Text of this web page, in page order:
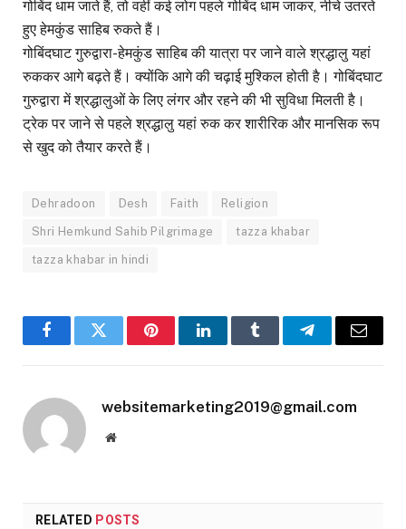
गोबिंद धाम जाते हैं, तो वहीं कई लोग पहले गोबिंद धाम जाकर, नीचे उतरते
हुए हेमकुंड साहिब रुकते हैं।
गोबिंदघाट गुरुद्वारा-हेमकुंड साहिब की यात्रा पर जाने वाले श्रद्धालु यहां
रुककर आगे बढ़ते हैं। क्योंकि आगे की चढ़ाई मुश्किल होती है। गोबिंदघाट
गुरुद्वारा में श्रद्धालुओं के लिए लंगर और रहने की भी सुविधा मिलती है।
ट्रेक पर जाने से पहले श्रद्धालु यहां रुक कर शारीरिक और मानसिक रूप
से खुद को तैयार करते हैं।
Dehradoon Desh Faith Religion
Shri Hemkund Sahib Pilgrimage tazza khabar
tazza khabar in hindi
FacebookTwitter PinterestLinkedInTumblr TelegramEmail
websitemarketing2019@gmail.com
Website
RELATED POSTS